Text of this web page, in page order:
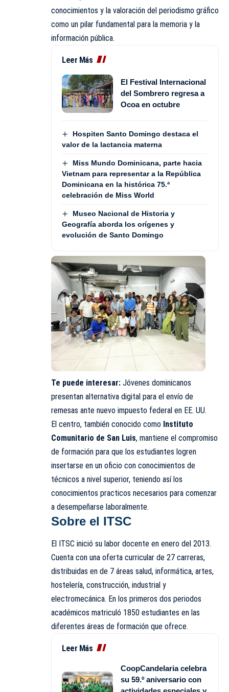
conocimientos y la valoración del periodismo gráfico
como un pilar fundamental para la memoria y la
información pública.
Leer Más
El Festival Internacional
del Sombrero regresa a
Ocoa en octubre
Hospiten Santo Domingo destaca el
valor de la lactancia materna
Miss Mundo Dominicana, parte hacia
Vietnam para representar a la República
Dominicana en la histórica 75.ª
celebración de Miss World
Museo Nacional de Historia y
Geografía aborda los orígenes y
evolución de Santo Domingo
Te puede interesar: Jóvenes dominicanos
presentan alternativa digital para el envío de
remesas ante nuevo impuesto federal en EE. UU.
El centro, también conocido como Instituto
Comunitario de San Luis, mantiene el compromiso
de formación para que los estudiantes logren
insertarse en un oficio con conocimientos de
técnicos a nivel superior, teniendo así los
conocimientos practicos necesarios para comenzar
a desempeñarse laboralmente.
Sobre el ITSC
El ITSC inició su labor docente en enero del 2013.
Cuenta con una oferta curricular de 27 carreras,
distribuidas en de 7 áreas salud, informática, artes,
hostelería, construcción, industrial y
electromecánica. En los primeros dos periodos
académicos matriculó 1850 estudiantes en las
diferentes áreas de formación que ofrece.
Leer Más
CoopCandelaria celebra
su 59.º aniversario con